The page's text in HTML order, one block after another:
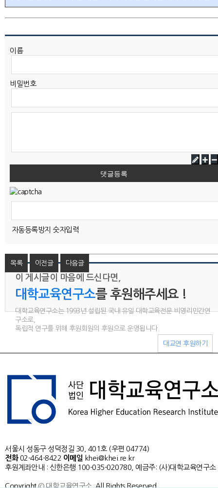
이름
비밀번호
댓글등록
자동등록방지 숫자입력
목록 이전글 다음글
이 게시글이 마음에 드신다면,
대학교육연구소를 후원해주세요 !
대학교육연구소는 1993년 설립된 국내 유일 대학교육전문 비영리민간연
구소로,
독립적 연구를 위해 후원회원의 후원으로 운영됩니다.
대교연 후원하기
서울시 성동구 성덕정길 30, 401호 (우편 04774)
전화02-464-8422 이메일 khei@khei.re.kr
후원계좌안내 : 신한은행 100-035-020780, 예금주: (사)대학교육연구소
Copyright© 대학교육연구소.All Rights Reserved.